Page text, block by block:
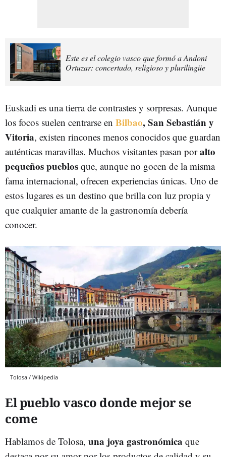
Este es el colegio vasco que formó a Andoni
Ortuzar: concertado, religioso y plurilingüe
Euskadi es una tierra de contrastes y sorpresas. Aunque
los focos suelen centrarse en Bilbao, San Sebastián y
Vitoria, existen rincones menos conocidos que guardan
auténticas maravillas. Muchos visitantes pasan poralto
pequeños pueblos que, aunque no gocen de la misma
fama internacional, ofrecen experiencias únicas. Uno de
estos lugares es un destino que brilla con luz propia y
que cualquier amante de la gastronomía debería
conocer.
Tolosa / Wikipedia
El pueblo vasco donde mejor se
come
Hablamos de Tolosa, una joya gastronómica que